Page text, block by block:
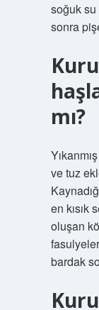
soğuk
sonra
mı?
ve tuz
en kısık
oluşan
bardak